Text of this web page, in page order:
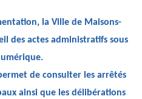
la Ville de Maisons-
des actes administratifs sous
de consulter les arrêtés
ainsi que les délibérations